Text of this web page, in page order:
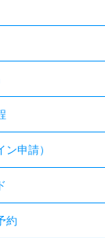
申請）
約